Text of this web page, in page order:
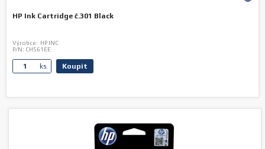
HP Ink Cartridge č.301 Black
Výrobce: HP INC
P/N: CH561EE
ks. Koupit